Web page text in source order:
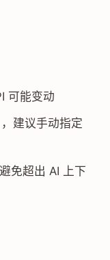
可能变动
建议手动指定
免超出 AI 上下